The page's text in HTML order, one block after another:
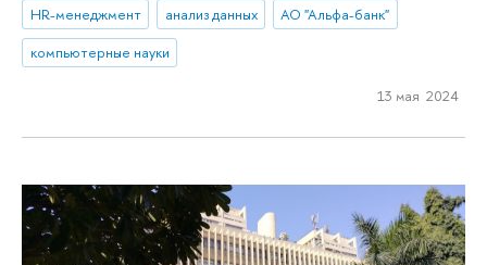
HR-менеджмент
анализ данных
АО "Альфа-банк"
компьютерные науки
13 мая 2024